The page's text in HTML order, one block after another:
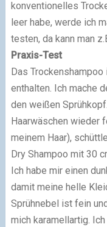
konventionelles
leer habe, werde ich
testen, da kann man
Praxis-Test
Das
enthalten. Ich mache
den weißen
Haarwäschen wieder
meinem Haar),
Dry Shampoo mit 30
Ich habe mir einen
damit meine helle
Sprühnebel ist fein
mich karamellartig.